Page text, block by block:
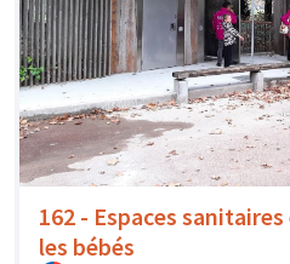
162 - Espaces
les bébés